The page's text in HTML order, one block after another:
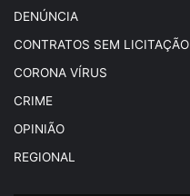
DENÚNCIA
CONTRATOS SEM LICITAÇÃO
CORONA VÍRUS
CRIME
OPINIÃO
REGIONAL